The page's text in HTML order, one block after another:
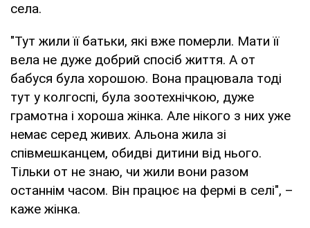
села.
"Тут жили її батьки, які вже померли. Мати її
вела не дуже добрий спосіб життя. А от
бабуся була хорошою. Вона працювала тоді
тут у колгоспі, була зоотехнічкою, дуже
грамотна і хороша жінка. Але нікого з них уже
немає серед живих. Альона жила зі
співмешканцем, обидві дитини від нього.
Тільки от не знаю, чи жили вони разом
останнім часом. Він працює на фермі в селі", –
каже жінка.